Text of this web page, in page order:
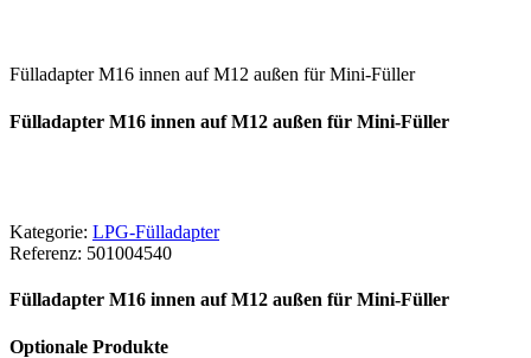
Fülladapter M16 innen auf M12 außen für Mini-Füller
Fülladapter M16 innen auf M12 außen für Mini-Füller
Kategorie: LPG-Fülladapter
Referenz: 501004540
Fülladapter M16 innen auf M12 außen für Mini-Füller
Optionale Produkte